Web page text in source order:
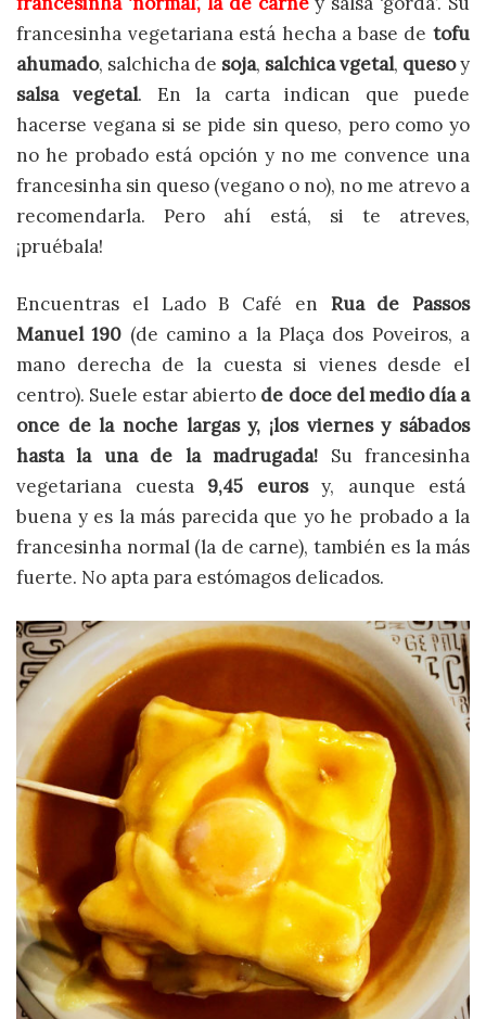
francesinha vegetariana está hecha a base de tofu
ahumado, salchicha de soja, salchica vgetal, quesoy
salsa vegetal. En la carta indican que puede
hacerse vegana si se pide sin queso, pero como yo
no he probado está opción y no me convence una
francesinha sin queso (vegano o no), no me atrevo a
recomendarla. Pero ahí está, si te atreves,
¡pruébala!
Encuentras el Lado B Café en Rua de Passos
Manuel 190 (de camino a la Plaça dos Poveiros, a
mano derecha de la cuesta si vienes desde el
centro). Suele estar abierto de doce del medio día a
once de la noche largas y, ¡los viernes y sábados
hasta la una de la madrugada! Su francesinha
vegetariana cuesta 9,45 eurosy, aunque está
buena y es la más parecida que yo he probado a la
francesinha normal (la de carne), también es la más
fuerte. No apta para estómagos delicados.